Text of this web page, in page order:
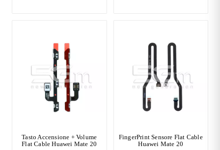
Tasto Accensione + Volume
Flat Cable Huawei Mate 20
FingerPrint Sensore Flat Cable
Huawei Mate 20